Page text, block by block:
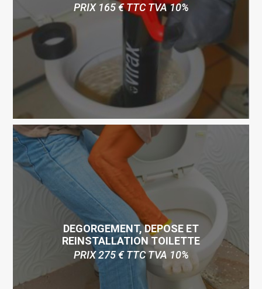
PRIX 165 € TTC TVA 10%
DEGORGEMENT, DEPOSE ET
REINSTALLATION TOILETTE
PRIX 275 € TTC TVA 10%